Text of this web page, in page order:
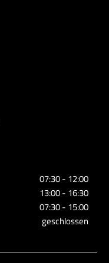
07:30 - 12:00
13:00 - 16:30
07:30 - 15:00
geschlossen